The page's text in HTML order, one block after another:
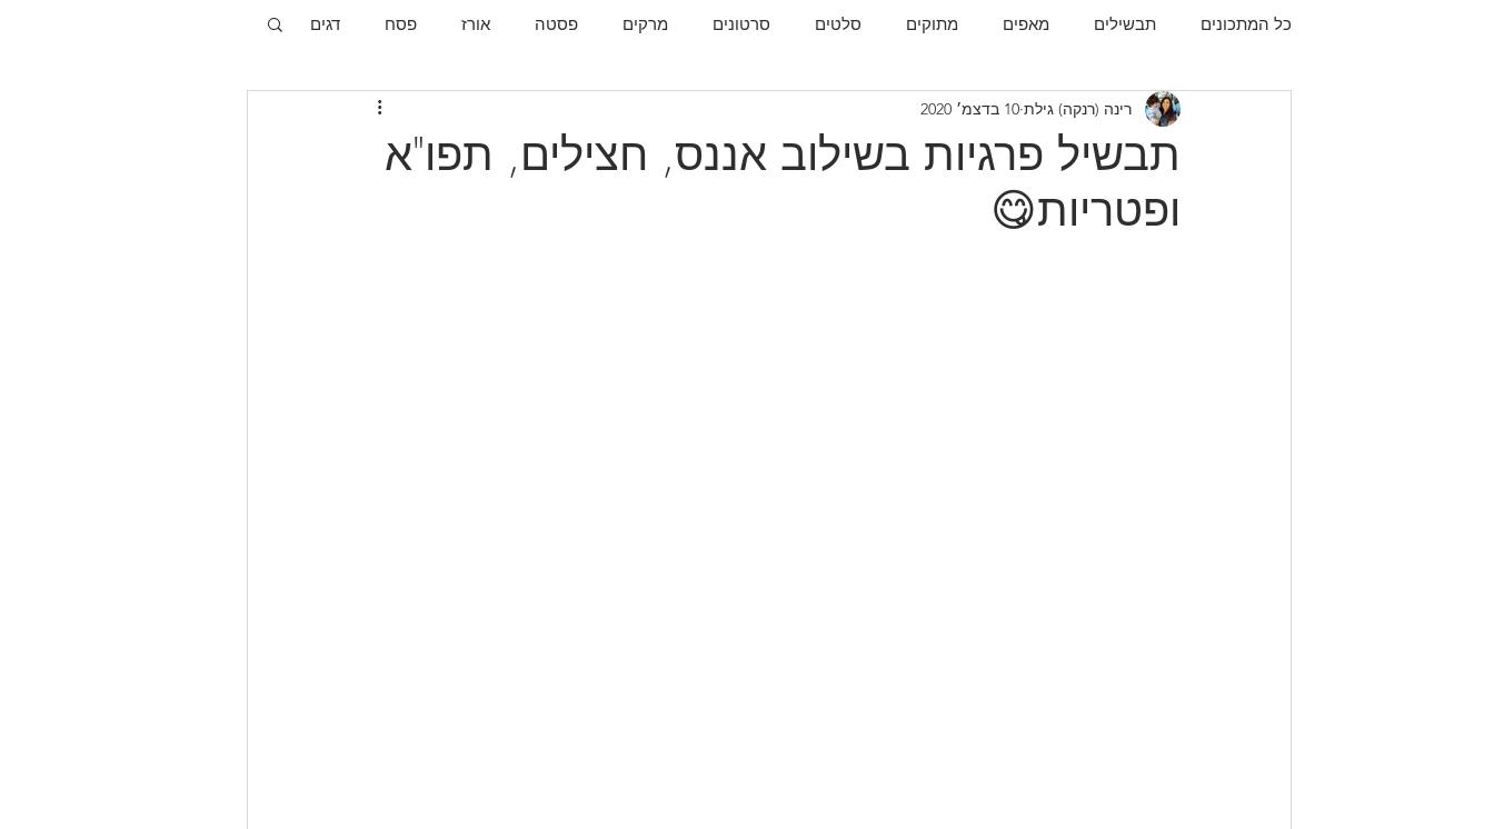
כל המתכונים תבשילים מאפים מתוקים סלטים סרטונים מרקים פסטה אורז פסח דגים
תפו"א עוף עוגות המטבח הגאורגי
תבשיל פרגיות בשילוב אננס, חצילים, תפו"א
ופטריות😋
רינה (רנקה) גילת 10 בדצמ׳ 2020